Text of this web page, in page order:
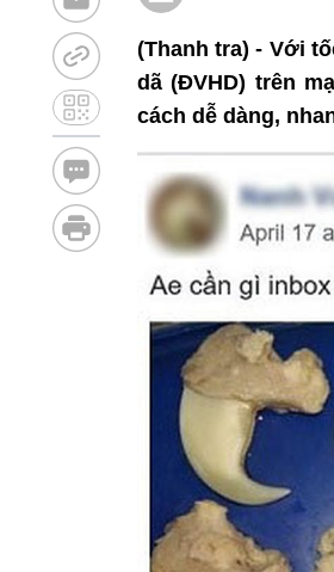
(Thanh tra) - Với
dã (ĐVHD) trên
cách dễ dàng,